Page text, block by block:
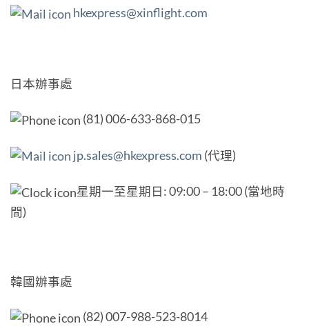
hkexpress@xinflight.com
日本辦事處
(81) 006-633-868-015
jp.sales@hkexpress.com (代理)
星期一至星期日: 09:00 – 18:00 (當地時
間)
韓國辦事處
(82) 007-988-523-8014